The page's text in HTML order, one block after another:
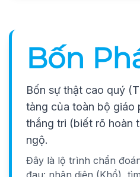
Bốn
Bốn sự thật cao quý
tảng của toàn bộ giáo
thắng tri (biết rõ hoàn
ngộ.
Đây là lộ trình chẩn